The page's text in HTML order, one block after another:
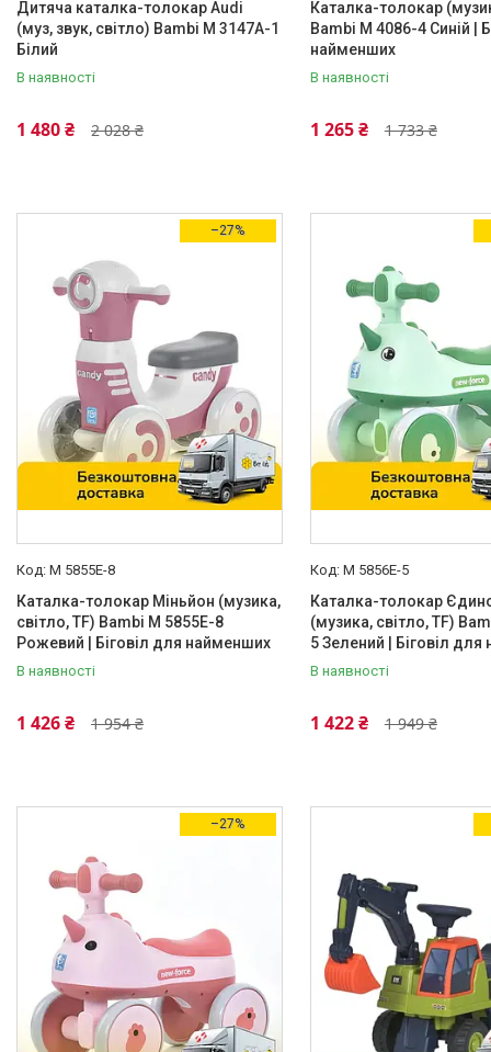
Блакитний 10
Білий
Жовтий 24
Кількість місць в електро-/
3
Матеріал сидіння і спинки
Штучна шкіра
3
Матеріал корпусу
Пластик 3
Матеріал коліс
EVA 2
З кабіни водія 2
Радіокерування (пульт ДК) 1
Передачі
Нове 170
Зарядний пристрій
Так
Матеріал виготовлення
Металл 3
Дитяча каталка-толокар Audi
(муз, звук, світло) Bambi M 3147A-1
Білий
В наявності
2 028 ₴
1 480 ₴
Каталка-толокар
Bambi M 4086-4 Синій |
найменших
В наявності
1 733 ₴
1 265 ₴
–27%
M 5855E-8
Каталка-толокар Міньйон (музика,
світло, TF) Bambi M 5855E-8
Рожевий | Біговіл для найменших
В наявності
1 954 ₴
1 426 ₴
M 5856E-5
Каталка-толокар
(музика, світло, TF)
5 Зелений | Біговіл
В наявності
1 949 ₴
1 422 ₴
–27%